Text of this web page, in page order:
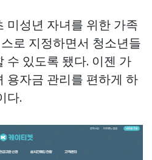
미성년 자녀를 위한 가족
로 지정하면서 청소년들
수 있도록 됐다. 이젠 가
용자금 관리를 편하게 하
다.